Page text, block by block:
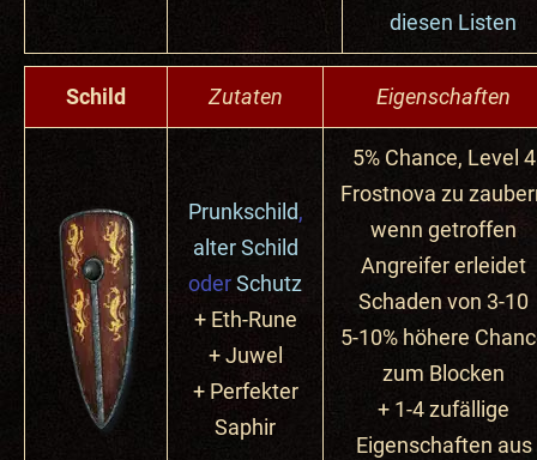
diesen Listen
Schild Zutaten Eigenschaften
Prunkschild,
alter Schild
oderSchutz
+ Eth-Rune
+ Juwel
+ Perfekter
Saphir
5% Chance, Level 4
Frostnova zu
wenn getroffen
Angreifer erleidet
Schaden von 3-10
5-10% höhere
zum Blocken
+ 1-4 zufällige
Eigenschaften aus